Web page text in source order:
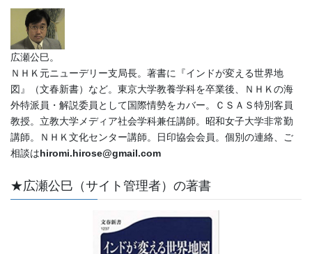
広瀬公巳。
ＮＨＫ元ニューデリー支局長。著書に『インドが変える世界地
図』（文春新書）など。東京大学教養学科を卒業後、ＮＨＫの海
外特派員・解説委員として国際情勢をカバー。ＣＳＡＳ特別客員
教授。立教大学メディア社会学科兼任講師。昭和女子大学非常勤
講師。ＮＨＫ文化センター講師。日印協会会員。個別の連絡、ご
相談はhiromi.hirose@gmail.com
★広瀬公巳（サイト管理者）の著書